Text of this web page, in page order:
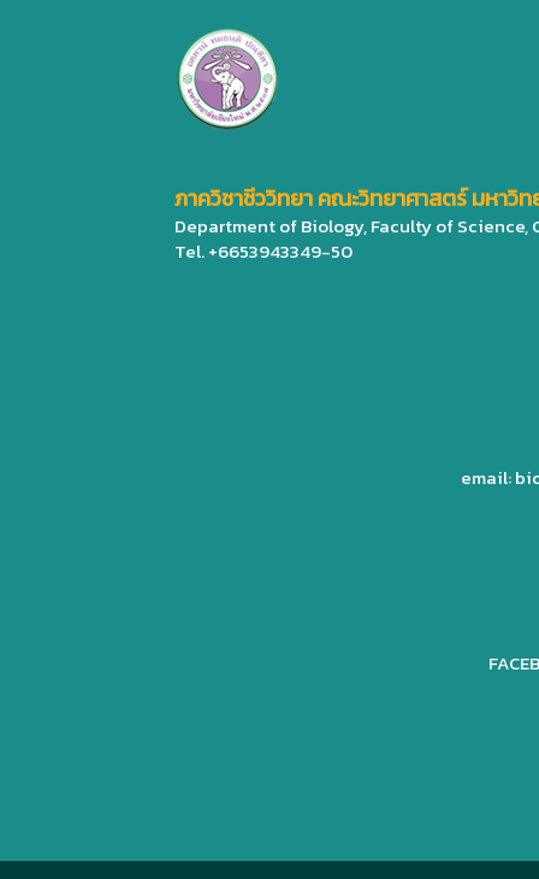
ภาควิชาชีววิทยา คณะวิทยาศาสตร์ มหาวิท
Department of Biology, Faculty of
Tel. +6653943349-50
email: